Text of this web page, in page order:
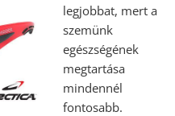
legjobbat, mert a
szemünk
egészségének
megtartása
mindennél
fontosabb.